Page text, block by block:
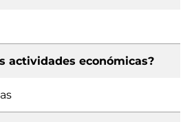
actividades económicas?